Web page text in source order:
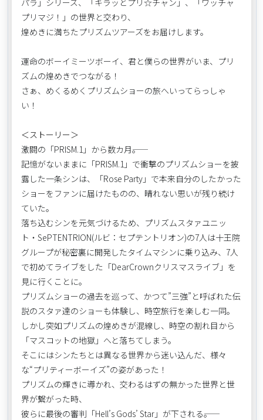
プリマジ！」の世界と交わり、
煌めきに満ちたプリズムツアーズをお届けします。
運命のボーイミーツボーイ、君と僕らの世界がいま、プリ
ズムの煌めきでつながる！
さぁ、めくるめくプリズムショーの旅へいってらっしゃ
い！
＜ストーリー＞
激闘の「PRISM.1」から数カ月――。
記憶がないままに「PRISM.1」で衝撃のプリズムショーを披
露した一条シンは、「Rose Party」で本来自分のしたかった
ショーをファンに届けたものの、晴れない思いが残り続け
ていた。
落ち込むシンを元気づけるため、プリズムスタァユニッ
ト・SePTENTRION(ルビ：セプテントリオン)の7人は十王院
グループが秘密裏に開発したタイムマシンに乗り込み、7人
で初めてライブをした「DearCrownクリスマスライブ」を
見に行くことに。
プリズムショーの過去を巡って、かつて”三強”と呼ばれた伝
説のスタァ達のショーも体験し、時空旅行を楽しむ一同。
しかし突如プリズムの煌めきが混線し、時空の割れ目から
「マスコットの地獄」へと落ちてしまう。
そこにはシンたちとは異なる世界から迷い込んだ、様々
な“プリティーボーイズ”の姿があった！
プリズムの輝きに導かれ、交わるはずの無かった世界と世
界が繋がった時、
彼らに最後の審判「Hell’s Gods’ Star」が下される――。